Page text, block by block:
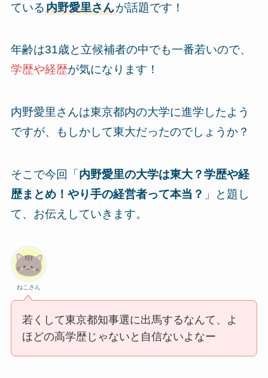
ている内野愛里さんが話題です！
年齢は31歳と立候補者の中でも一番若いので、
学歴や経歴が気になります！
内野愛里さんは東京都内の大学に進学したよう
ですが、もしかして東大だったのでしょうか？
そこで今回「内野愛里の大学は東大？学歴や経
歴まとめ！やり手の経営者って本当？ 」と題し
て、お伝えしていきます。
ねこさん
若くして東京都知事選に出馬するなんて、よ
ほどの高学歴じゃないと自信ないよなー